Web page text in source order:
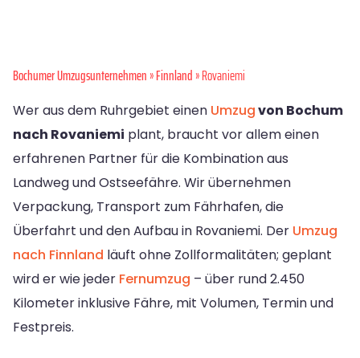
Bochumer Umzugsunternehmen»Finnland» Rovaniemi
Wer aus dem Ruhrgebiet einen Umzugvon Bochum
nach Rovaniemi plant, braucht vor allem einen
erfahrenen Partner für die Kombination aus
Landweg und Ostseefähre. Wir übernehmen
Verpackung, Transport zum Fährhafen, die
Überfahrt und den Aufbau in Rovaniemi. Der Umzug
nach Finnland läuft ohne Zollformalitäten; geplant
wird er wie jeder Fernumzug – über rund 2.450
Kilometer inklusive Fähre, mit Volumen, Termin und
Festpreis.